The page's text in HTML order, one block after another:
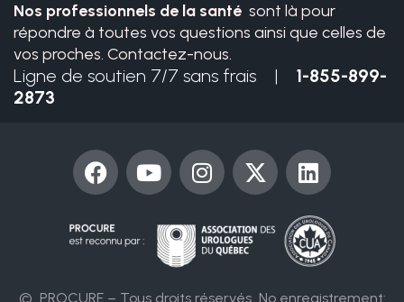
Nos professionnels de la santé sont là pour
répondre à toutes vos questions ainsi que celles de
vos proches. Contactez-nous.
Ligne de soutien 7/7 sans frais | 1-855-899-
2873
© PROCURE – Tous droits réservés No enregistrement:
F
a
e
b
o
Y
o
u
e
I
n
t
a
r
X
-
w
t
L
i
k
e
d
i